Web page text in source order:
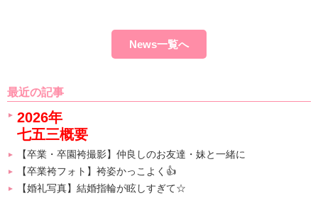
News一覧へ
最近の記事
2026年
七五三概要
【卒業・卒園袴撮影】仲良しのお友達・妹と一緒に
【卒業袴フォト】袴姿かっこよく👍
【婚礼写真】結婚指輪が眩しすぎて☆